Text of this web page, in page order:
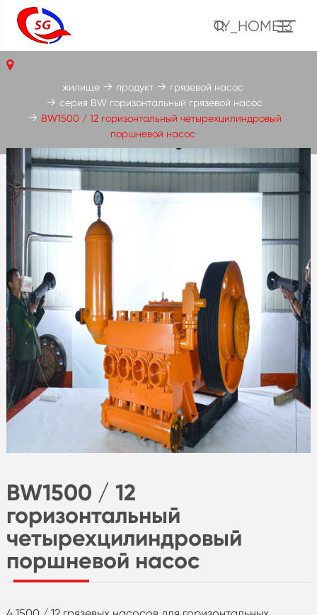
TY_HOME13
BW1500 / 12
горизонтальный
четырехцилиндровый
поршневой насос
жилище продукт
грязевой насос
серия BW горизонтальный грязевой насос
BW1500 / 12 горизонтальный четырехцилиндровый
поршневой насос